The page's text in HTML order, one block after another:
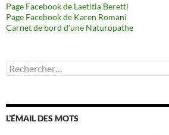
Page Facebook de Laetitia Beretti
Page Facebook de Karen Romani
Carnet de bord d’une Naturopathe
Rechercher :
L’ÉMAIL DES MOTS